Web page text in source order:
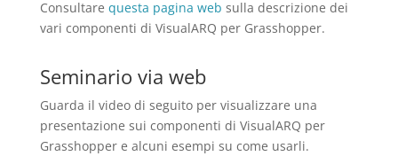
Consultare questa pagina web sulla descrizione dei
vari componenti di VisualARQ per Grasshopper.
Seminario via web
Guarda il video di seguito per visualizzare una
presentazione sui componenti di VisualARQ per
Grasshopper e alcuni esempi su come usarli.